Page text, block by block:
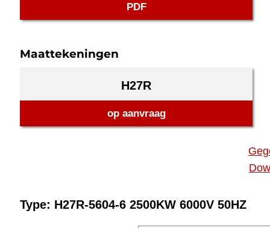
PDF
Maattekeningen
H27R
op aanvraag
Type: H27R-5604-6 2500KW 6000V 50HZ